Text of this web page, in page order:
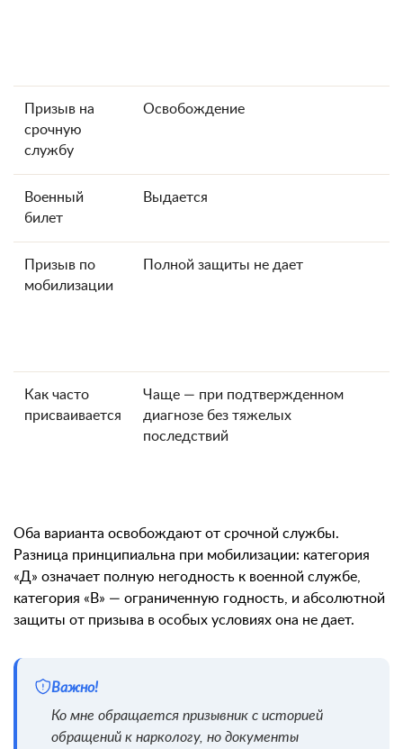
Призыв на
срочную
службу
Освобождение
Военный
билет
Выдается
Призыв по
мобилизации
Полной защиты не дает
Как часто
присваивается
Чаще — при подтвержденном
диагнозе без тяжелых
последствий
Оба варианта освобождают от срочной службы.
Разница принципиальна при мобилизации: категория
«Д» означает полную негодность к военной службе,
категория «В» — ограниченную годность, и абсолютной
защиты от призыва в особых условиях она не дает.
Важно!
Ко мне обращается призывник с историей
обращений к наркологу, но документы